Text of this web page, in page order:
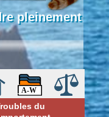
pleinement
du